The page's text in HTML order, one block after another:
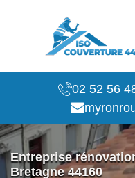
02 52 56
Entreprise
Bretagne 44160